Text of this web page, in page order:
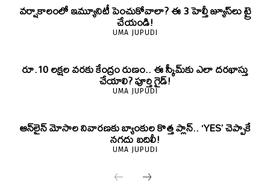
వర్షాకాలంలో ఇమ్యూనిటీ పెంచుకోవాలా? ఈ 3 హెల్తీ జ్యూస్‌లు ట్రై
చేయండి!
UMA JUPUDI
రూ.10 లక్షల వరకు కేంద్రం రుణం.. ఈ స్కీమ్‌కు ఎలా దరఖాస్తు
చేయాలి? పూర్తి గైడ్!
UMA JUPUDI
ఆన్‌లైన్ మోసాల నివారణకు బ్యాంకుల కొత్త ప్లాన్.. ‘YES’ చెప్పాకే
నగదు బదిలీ!
UMA JUPUDI